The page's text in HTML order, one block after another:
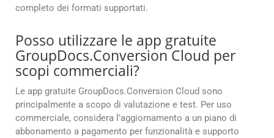
completo dei formati supportati.
Posso utilizzare le app gratuite
GroupDocs.Conversion Cloud per
scopi commerciali?
Le app gratuite GroupDocs.Conversion Cloud sono
principalmente a scopo di valutazione e test. Per uso
commerciale, considera l’aggiornamento a un piano di
abbonamento a pagamento per funzionalità e supporto